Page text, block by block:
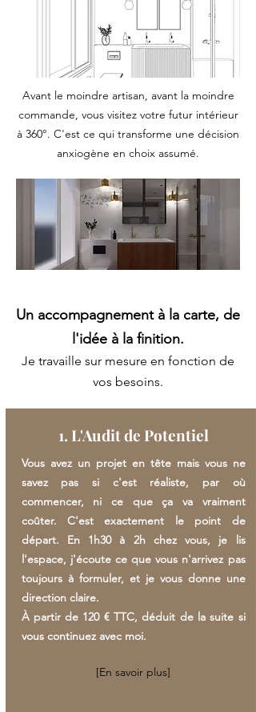
Avant le moindre artisan, avant la moindre
commande, vous visitez votre futur intérieur
à 360°. C'est ce qui transforme une décision
anxiogène en choix assumé.
Un accompagnement à la carte, de
l'idée à la finition.
Je travaille sur mesure en fonction de
vos besoins.
1. L'Audit de Potentiel
Vous avez un projet en tête mais vous ne
savez pas si c'est réaliste, par où
commencer, ni ce que ça va vraiment
coûter. C'est exactement le point de
départ. En 1h30 à 2h chez vous, je lis
l'espace, j'écoute ce que vous n'arrivez pas
toujours à formuler, et je vous donne une
direction claire.
À partir de 120 € TTC, déduit de la suite si
vous continuez avec moi.
[En savoir plus]